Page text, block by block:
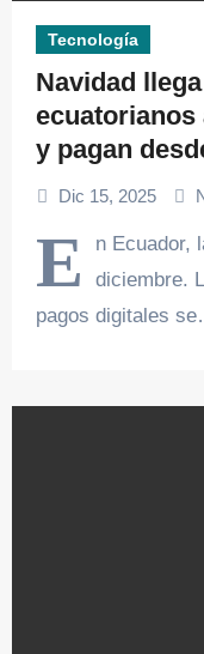
Tecnología
Navidad
ecuatorianos
y pagan
Dic 15, 2025
E
n Ecuador,
diciembre.
pagos digitales